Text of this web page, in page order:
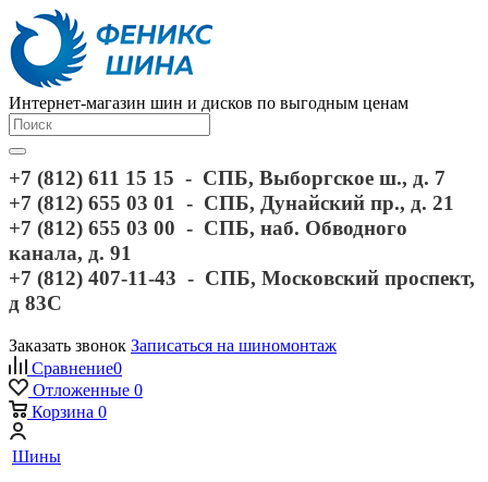
Интернет-магазин шин и дисков по выгодным ценам
+7 (812) 611 15 15 - СПБ, Выборгское ш., д. 7
+7 (812) 655 03 01 - СПБ, Дунайский пр., д. 21
+7 (812) 655 03 00 - СПБ, наб. Обводного
канала, д. 91
+7 (812) 407-11-43 - СПБ, Московский проспект,
д 83С
Заказать звонок Записаться на шиномонтаж
Сравнение0
Отложенные 0
Корзина 0
Шины